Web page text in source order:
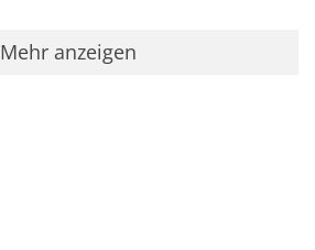
Mehr anzeigen